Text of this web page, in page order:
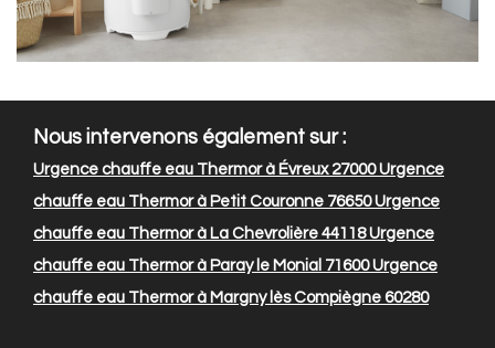
Nous intervenons également sur :
Urgence chauffe eau Thermor à Évreux 27000Urgence
chauffe eau Thermor à Petit Couronne 76650Urgence
chauffe eau Thermor à La Chevrolière 44118Urgence
chauffe eau Thermor à Paray le Monial 71600Urgence
chauffe eau Thermor à Margny lès Compiègne 60280